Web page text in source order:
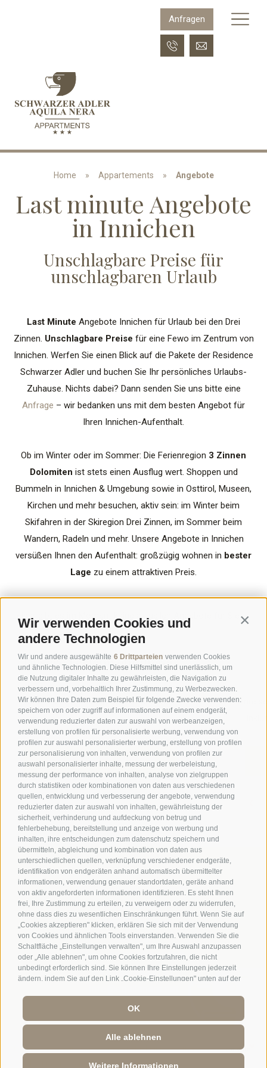
Wir verwenden Cookies und
andere Technologien
Wir und andere ausgewählte 6 Drittparteien verwenden Cookies
und ähnliche Technologien. Diese Hilfsmittel sind unerlässlich, um
die Nutzung digitaler Inhalte zu gewährleisten, die Navigation zu
verbessern und, vorbehaltlich Ihrer Zustimmung, zu Werbezwecken.
Wir können Ihre Daten zum Beispiel für folgende Zwecke verwenden:
speichern von oder zugriff auf informationen auf einem endgerät,
verwendung reduzierter daten zur auswahl von werbeanzeigen,
erstellung von profilen für personalisierte werbung, verwendung von
profilen zur auswahl personalisierter werbung, erstellung von profilen
zur personalisierung von inhalten, verwendung von profilen zur
auswahl personalisierter inhalte, messung der werbeleistung,
messung der performance von inhalten, analyse von zielgruppen
durch statistiken oder kombinationen von daten aus verschiedenen
quellen, entwicklung und verbesserung der angebote, verwendung
reduzierter daten zur auswahl von inhalten, gewährleistung der
sicherheit, verhinderung und aufdeckung von betrug und
fehlerbehebung, bereitstellung und anzeige von werbung und
inhalten, ihre entscheidungen zum datenschutz speichern und
übermitteln, abgleichung und kombination von daten aus
unterschiedlichen quellen, verknüpfung verschiedener endgeräte,
identifikation von endgeräten anhand automatisch übermittelter
informationen, verwendung genauer standortdaten, geräte anhand
von aktiv angeforderten informationen identifizieren. Es steht Ihnen
frei, Ihre Zustimmung zu erteilen, zu verweigern oder zu widerrufen,
ohne dass dies zu wesentlichen Einschränkungen führt. Wenn Sie auf
„Cookies akzeptieren" klicken, erklären Sie sich mit der Verwendung
von Cookies und ähnlichen Tools einverstanden. Verwenden Sie die
Schaltfläche „Einstellungen verwalten", um Ihre Auswahl anzupassen
oder „Alle ablehnen", um ohne Cookies fortzufahren, die nicht
unbedingt erforderlich sind. Sie können Ihre Einstellungen jederzeit
ändern, indem Sie auf den Link „Cookie-Einstellungen" unten auf der
Einstellungen gelten nur für das verwendete Gerät.
OK
Alle ablehnen
Weitere Informationen
Anfragen
Home » Appartements Angebote
Last minute Angebote
in Innichen
Unschlagbare Preise für
unschlagbaren Urlaub
Last Minute Angebote Innichen für Urlaub bei den Drei
Zinnen. Unschlagbare Preise für eine Fewo im Zentrum von
Innichen. Werfen Sie einen Blick auf die Pakete der Residence
Schwarzer Adler und buchen Sie Ihr persönliches Urlaubs-
Zuhause. Nichts dabei? Dann senden Sie uns bitte eine
Anfrage – wir bedanken uns mit dem besten Angebot für
Ihren Innichen-Aufenthalt.
Ob im Winter oder im Sommer: Die Ferienregion 3 Zinnen
Dolomiten ist stets einen Ausflug wert. Shoppen und
Bummeln in Innichen & Umgebung sowie in Osttirol, Museen,
Kirchen und mehr besuchen, aktiv sein: im Winter beim
Skifahren in der Skiregion Drei Zinnen, im Sommer beim
Wandern, Radeln und mehr. Unsere Angebote in Innichen
versüßen Ihnen den Aufenthalt: großzügig wohnen in bester
Lage zu einem attraktiven Preis.
Leider gibt es im Moment keine aktuellen Angebote für Sie.
Unsere Ferienwohnungen
Ihr Urlaubs-Zuhause in den Dolomiten!
APPARTEMENTS ANSEHEN
Residence Aquila Nera ***
Michaelsplatz 9
I-39038 Innichen
Südtirol
Tel.:+39 0474 913218
+43 664 4433191
Impressum Sitemap Cookie-Richtlinie
Privacy